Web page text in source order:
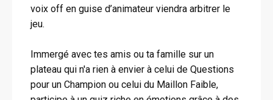
voix off en guise d’animateur viendra arbitrer le
jeu.
Immergé avec tes amis ou ta famille sur un
plateau qui n'a rien à envier à celui de Questions
pour un Champion ou celui du Maillon Faible,